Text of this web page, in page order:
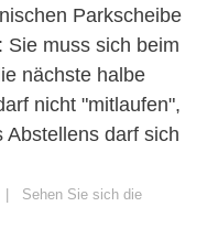
Parkscheibe
Sie muss sich beim
nächste halbe
nicht "mitlaufen",
darf sich
| Sehen Sie sich die